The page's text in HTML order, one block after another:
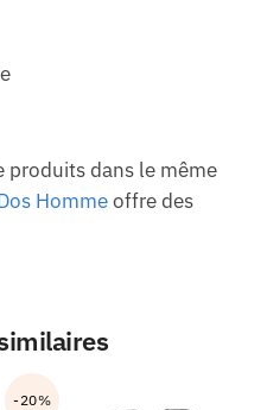
produits dans le même
Hommeoffre des
-20%